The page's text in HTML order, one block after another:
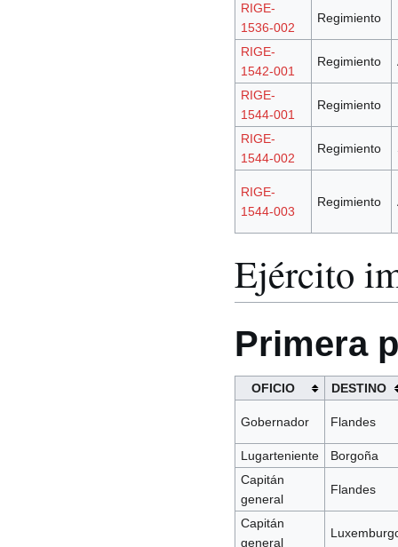
RIGE-
1536-002
Regimiento
RIGE-
1542-001
Regimiento
RIGE-
1544-001
Regimiento
RIGE-
1544-002
Regimiento
RIGE-
1544-003
Regimiento
Ejército
Primera
OFICIO DESTINO
Gobernador Flandes
Lugarteniente
Borgoña
Capitán
general
Flandes
Capitán
general